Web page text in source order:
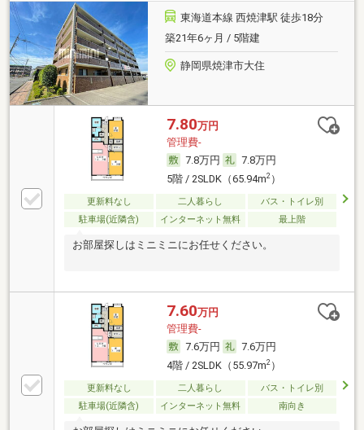
東海道本線 西焼津駅 徒歩18分
築21年6ヶ月 / 5階建
静岡県焼津市大住
7.80万円
管理費-
7.8万円
7.8万円
5階 / 2SLDK（65.94m2）
更新料なし 二人暮らし
バス・トイレ別
駐車場(近隣含)
インターネット無料 最上階
お部屋探しはミニミニにお任せください。
7.60万円
管理費-
7.6万円
7.6万円
4階 / 2SLDK（55.97m2）
更新料なし 二人暮らし
バス・トイレ別
駐車場(近隣含)
インターネット無料 南向き